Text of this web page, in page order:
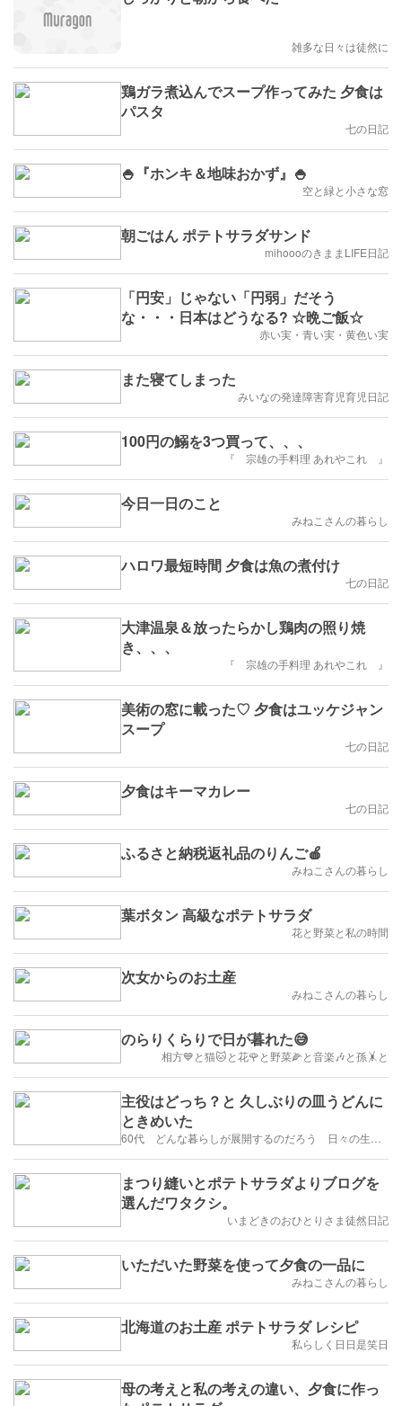
雑多な日々は徒然に
鶏ガラ煮込んでスープ作ってみた 夕食は
パスタ
七の日記
🍚『ホンキ＆地味おかず』🍚
空と緑と小さな窓
朝ごはん ポテトサラダサンド
mihoooのきままLIFE日記
「円安」じゃない「円弱」だそう
な・・・日本はどうなる? ☆晩ご飯☆
赤い実・青い実・黄色い実
また寝てしまった
みいなの発達障害育児育児日記
100円の鰯を3つ買って、、、
『 宗雄の手料理 あれやこれ 』
今日一日のこと
みねこさんの暮らし
ハロワ最短時間 夕食は魚の煮付け
七の日記
大津温泉＆放ったらかし鶏肉の照り焼
き、、、
『 宗雄の手料理 あれやこれ 』
美術の窓に載った♡ 夕食はユッケジャン
スープ
七の日記
夕食はキーマカレー
七の日記
ふるさと納税返礼品のりんご🍎
みねこさんの暮らし
葉ボタン 高級なポテトサラダ
花と野菜と私の時間
次女からのお土産
みねこさんの暮らし
のらりくらりで日が暮れた😅
相方💙と猫🐱と花🌹と野菜🌽と音楽🎶と孫🤸と
主役はどっち？と 久しぶりの皿うどんに
ときめいた
まつり縫いとポテトサラダよりブログを
選んだワタクシ。
いまどきのおひとりさま徒然日記
いただいた野菜を使って夕食の一品に
みねこさんの暮らし
北海道のお土産 ポテトサラダ レシピ
私らしく日日是笑日
母の考えと私の考えの違い、夕食に作っ